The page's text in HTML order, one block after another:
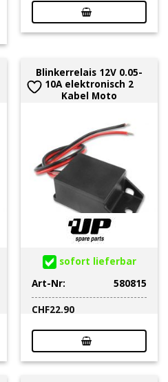
Blinkerrelais 12V 0.05-
10A elektronisch 2
Kabel Moto
sofort lieferbar
Art-Nr:
580815
CHF22.90